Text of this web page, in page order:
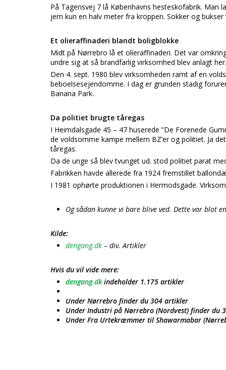
På Tagensvej 7 lå Københavns hesteskofabrik.
jern kun en halv meter fra kroppen. Sokker og
Et olieraffinaderi blandt boligblokke
Midt på Nørrebro lå et olieraffinaderi. Det var
undre sig at så brandfarlig virksomhed blev anlagt
Den 4. sept. 1980 blev virksomheden ramt af en
beboelsesejendomme. I dag er grunden stadig
Banana Park.
Da politiet brugte tåregas
I Heimdalsgade 45 – 47 huserede ”De Forenede
de voldsomme kampe mellem BZ’er og politiet. Ja
tåregas.
Da de unge så blev tvunget ud. stod politiet parat
Fabrikken havde allerede fra 1924 fremstillet
I 1981 ophørte produktionen i Hermodsgade.
Og sådan kunne vi bare blive ved. Dette var blot
Kilde:
dengang.dk – div. Artikler
Hvis du vil vide mere:
dengang.dkindeholder 1.175 artikler
Under Nørrebro finder du 304 artikler
Under Industri på Nørrebro (Nordvest) finder du
Under Fra Urtekræmmer til Shawarmabar